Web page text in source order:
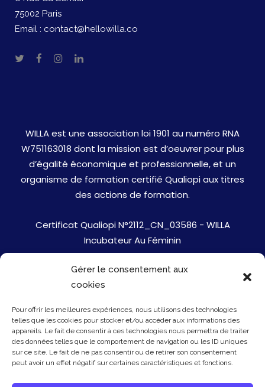
Gérer le consentement aux
cookies
Pour offrir les meilleures expériences, nous utilisons des technologies
telles que les cookies pour stocker et/ou accéder aux informations des
appareils. Le fait de consentir à ces technologies nous permettra de traiter
des données telles que le comportement de navigation ou les ID uniques
sur ce site. Le fait de ne pas consentir ou de retirer son consentement
peut avoir un effet négatif sur certaines caractéristiques et fonctions.
75002 Paris
Email : contact@hellowilla.co
WILLA est une association loi 1901 au numéro RNA
W751163018 dont la mission est d’oeuvrer pour plus
d’égalité économique et professionnelle, et un
organisme de formation certifié Qualiopi aux titres
des actions de formation.
Certificat Qualiopi N°2112_CN_03586 - WILLA
Incubateur Au Féminin
Jobs
Mentions Légales
Politique de cookies
Presse